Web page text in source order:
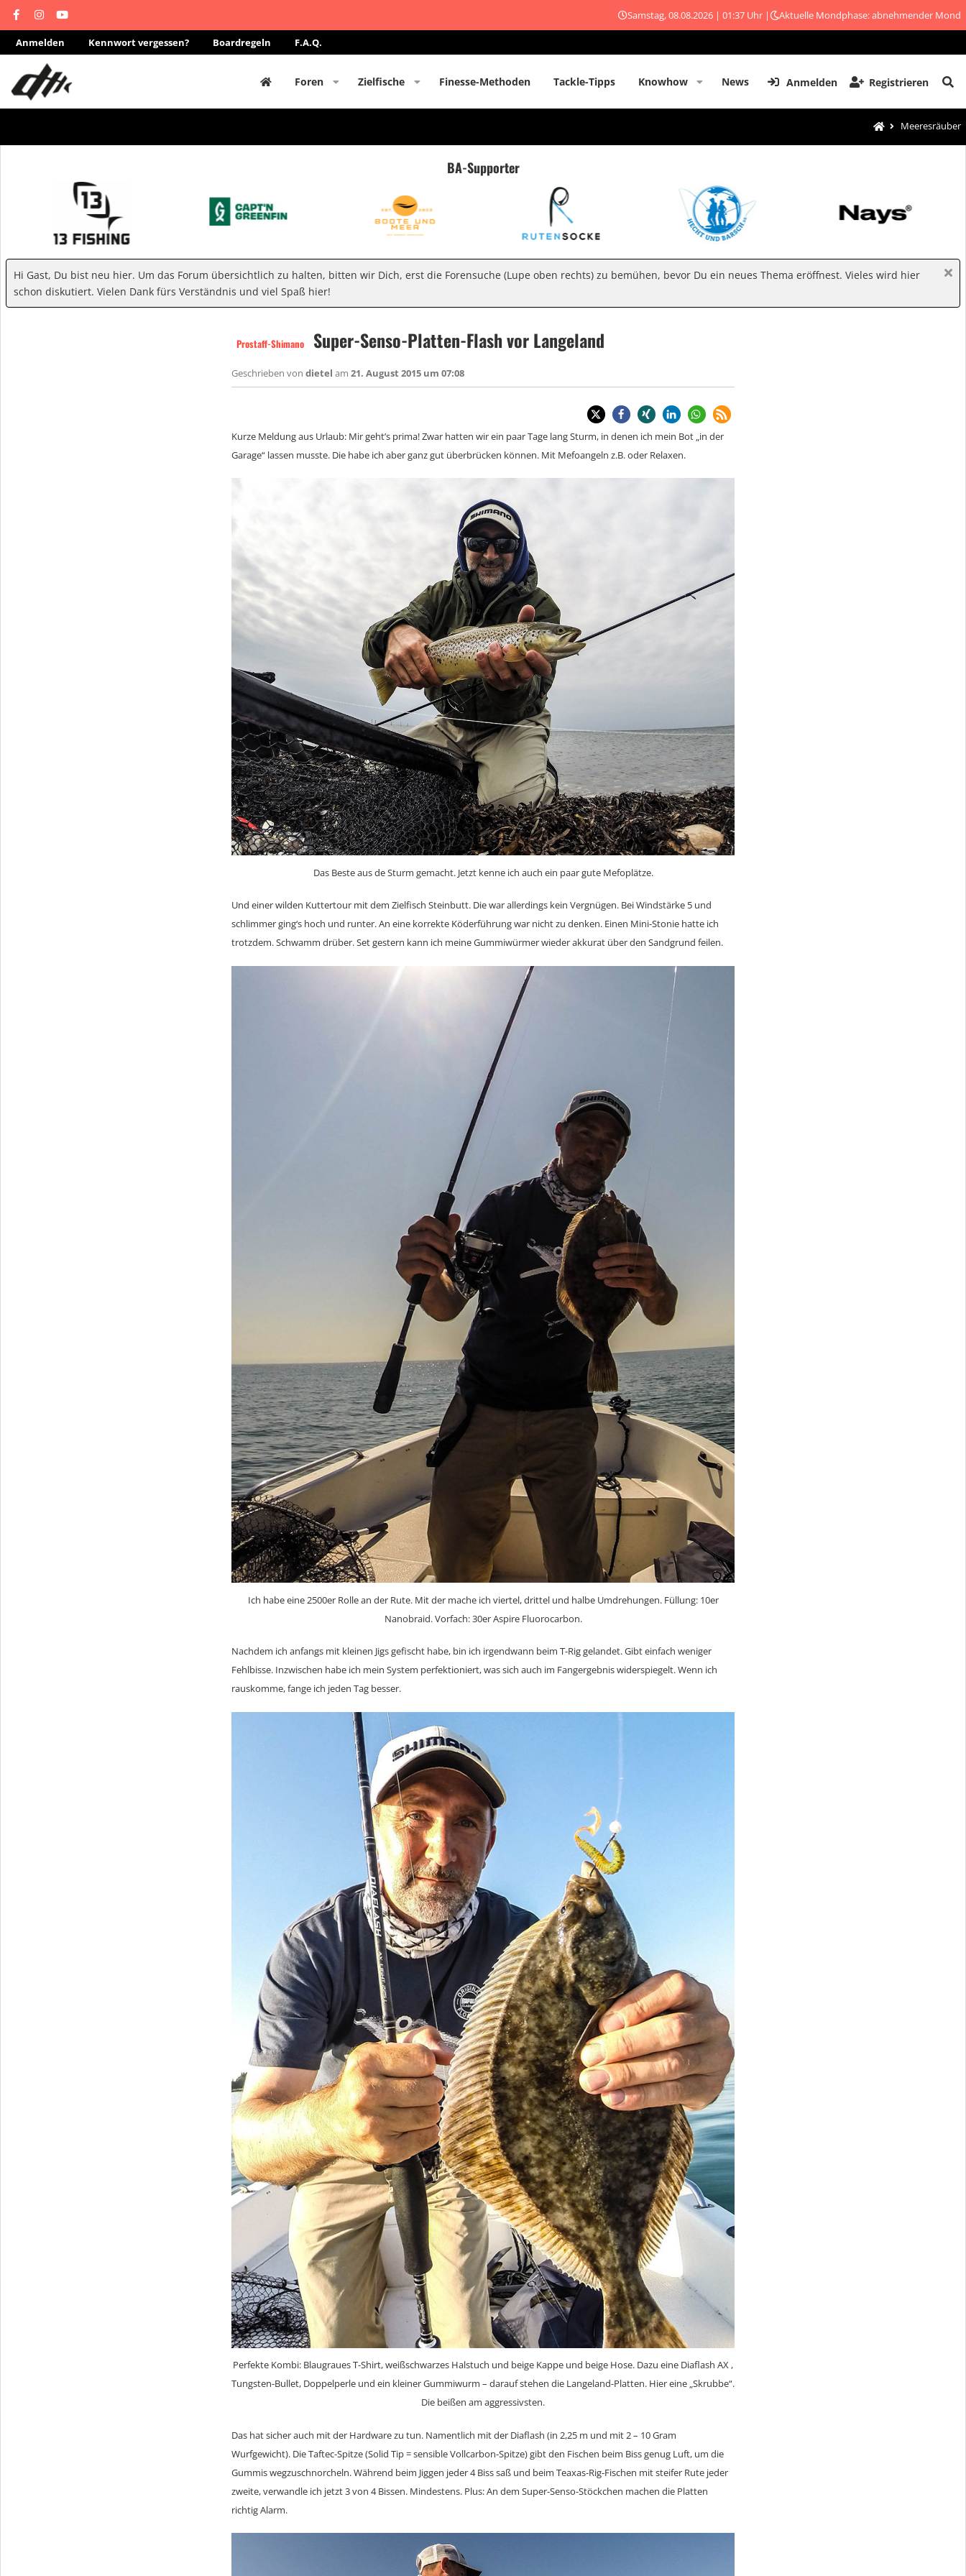
Samstag, 08.08.2026 | 01:37 Uhr | Aktuelle Mondphase: abnehmender Mond
Anmelden Kennwort vergessen? Boardregeln F.A.Q.
Foren Zielfische Finesse-Methoden Tackle-Tipps Knowhow News Anmelden Registrieren
Meeresräuber
BA-Supporter
Hi Gast, Du bist neu hier. Um das Forum übersichtlich zu halten, bitten wir Dich, erst die Forensuche (Lupe oben rechts) zu bemühen, bevor Du ein neues Thema eröffnest. Vieles wird hier
schon diskutiert. Vielen Dank fürs Verständnis und viel Spaß hier!
Prostaff-Shimano Super-Senso-Platten-Flash vor Langeland
Geschrieben von dietel am 21. August 2015 um 07:08
Kurze Meldung aus Urlaub: Mir geht’s prima! Zwar hatten wir ein paar Tage lang Sturm, in denen ich mein Bot „in der
Garage“ lassen musste. Die habe ich aber ganz gut überbrücken können. Mit Mefoangeln z.B. oder Relaxen.
Das Beste aus de Sturm gemacht. Jetzt kenne ich auch ein paar gute Mefoplätze.
Und einer wilden Kuttertour mit dem Zielfisch Steinbutt. Die war allerdings kein Vergnügen. Bei Windstärke 5 und
schlimmer ging‘s hoch und runter. An eine korrekte Köderführung war nicht zu denken. Einen Mini-Stonie hatte ich
trotzdem. Schwamm drüber. Set gestern kann ich meine Gummiwürmer wieder akkurat über den Sandgrund feilen.
Ich habe eine 2500er Rolle an der Rute. Mit der mache ich viertel, drittel und halbe Umdrehungen. Füllung: 10er
Nanobraid. Vorfach: 30er Aspire Fluorocarbon.
Nachdem ich anfangs mit kleinen Jigs gefischt habe, bin ich irgendwann beim T-Rig gelandet. Gibt einfach weniger
Fehlbisse. Inzwischen habe ich mein System perfektioniert, was sich auch im Fangergebnis widerspiegelt. Wenn ich
rauskomme, fange ich jeden Tag besser.
Perfekte Kombi: Blaugraues T-Shirt, weißschwarzes Halstuch und beige Kappe und beige Hose. Dazu eine Diaflash AX ,
Tungsten-Bullet, Doppelperle und ein kleiner Gummiwurm – darauf stehen die Langeland-Platten. Hier eine „Skrubbe“.
Die beißen am aggressivsten.
Das hat sicher auch mit der Hardware zu tun. Namentlich mit der Diaflash (in 2,25 m und mit 2 – 10 Gram
Wurfgewicht). Die Taftec-Spitze (Solid Tip = sensible Vollcarbon-Spitze) gibt den Fischen beim Biss genug Luft, um die
Gummis wegzuschnorcheln. Während beim Jiggen jeder 4 Biss saß und beim Teaxas-Rig-Fischen mit steifer Rute jeder
zweite, verwandle ich jetzt 3 von 4 Bissen. Mindestens. Plus: An dem Super-Senso-Stöckchen machen die Platten
richtig Alarm.